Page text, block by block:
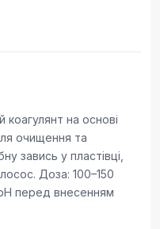
на основі
очищення та
завись у пластівці,
Доза: 100–150
перед внесенням